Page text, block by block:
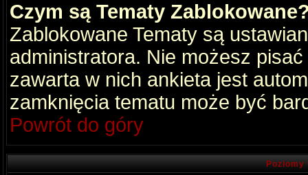
Czym są Tematy
Zablokowane Tematy są
administratora. Nie możesz
zawarta w nich ankieta jest
zamknięcia tematu może być
Powrót do góry